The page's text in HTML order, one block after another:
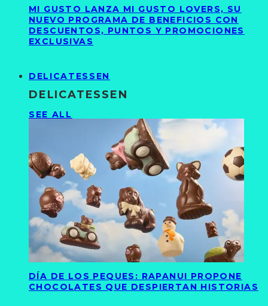
MI GUSTO LANZA MI GUSTO LOVERS, SU
NUEVO PROGRAMA DE BENEFICIOS CON
DESCUENTOS, PUNTOS Y PROMOCIONES
EXCLUSIVAS
DELICATESSEN
DELICATESSEN
SEE ALL
DÍA DE LOS PEQUES: RAPANUI PROPONE
CHOCOLATES QUE DESPIERTAN HISTORIAS